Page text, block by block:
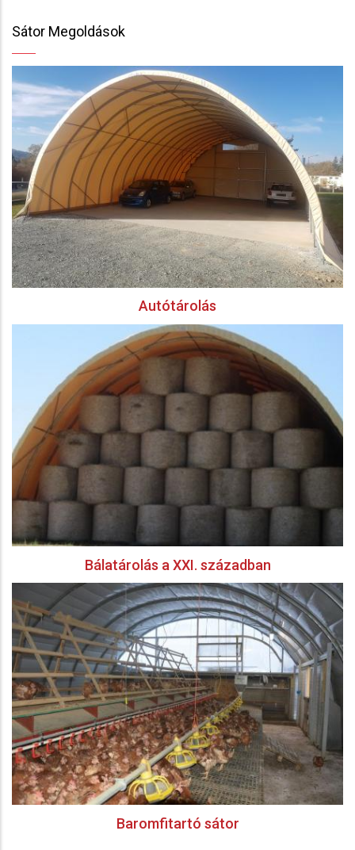
Sátor Megoldások
Autótárolás
Bálatárolás a XXI. században
Baromfitartó sátor